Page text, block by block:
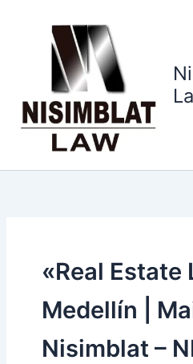
contenido
«Real Estate
Medellín |
Nisimblat –